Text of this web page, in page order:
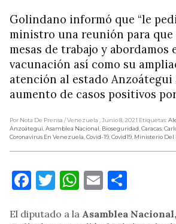
Golindano informó que “le
ministro una reunión para que
mesas de trabajo y abordamos
vacunación así como su
atención al estado Anzoátegui
aumento de casos positivos por
Por Nota De Prensa / Venezuela , Junio 8, 2021 Etiquetas:
Anzoátegui,Asamblea Nacional, Bioseguridad,Caracas,
Coronavirus En Venezuela,Covid-19,Covid19, Ministerio Del
Facebook
Twitter
WhatsApp
Email
El diputado a la Asamblea